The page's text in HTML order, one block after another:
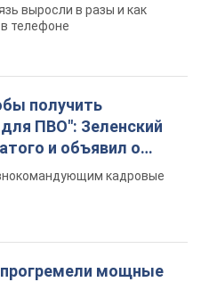
выросли в разы и как
телефоне
получить
ПВО": Зеленский
и объявил о
кадровые
прогремели мощные